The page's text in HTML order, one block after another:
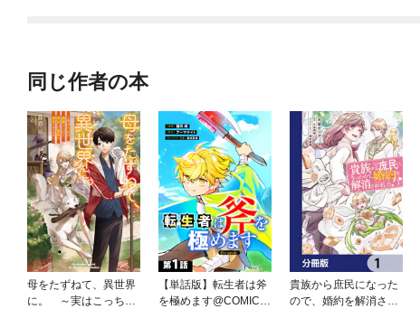
同じ作者の本
母をたずねて、異世界
に。 ～実はこっちが
【単話版】転生者は斧
を極めます@COMIC
貴族から庶民になった
ので、婚約を解消され